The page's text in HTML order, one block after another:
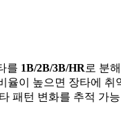
를 1B/2B/3B/HR로 분
율이 높으면 장타에 취
패턴 변화를 추적 가능